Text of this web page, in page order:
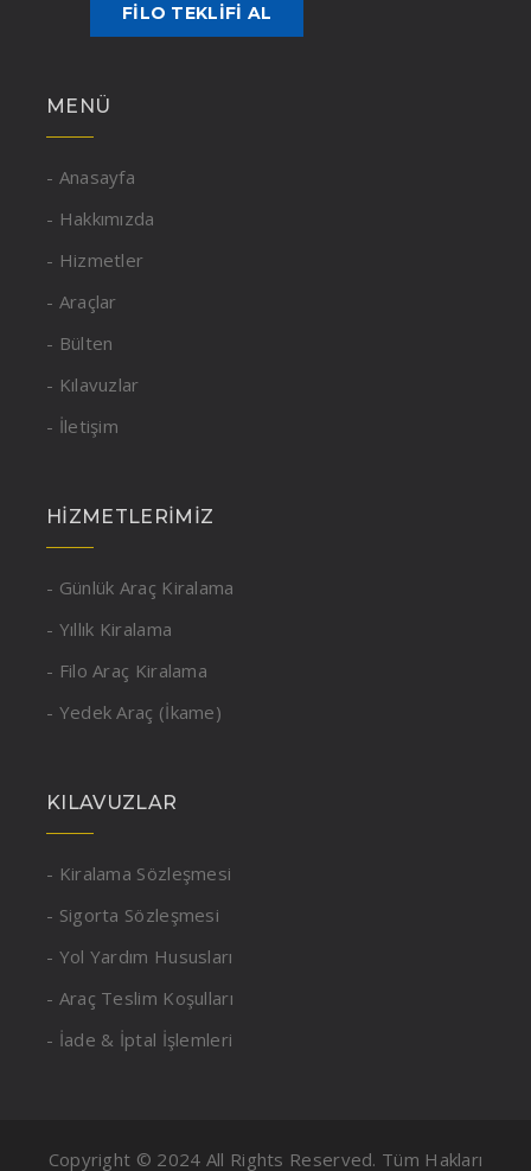
FILO TEKLIFI AL
MENÜ
- Anasayfa
- Hakkımızda
- Hizmetler
- Araçlar
- Bülten
- Kılavuzlar
- İletişim
HIZMETLERIMIZ
- Günlük Araç Kiralama
- Yıllık Kiralama
- Filo Araç Kiralama
- Yedek Araç (İkame)
KILAVUZLAR
- Kiralama Sözleşmesi
- Sigorta Sözleşmesi
- Yol Yardım Hususları
- Araç Teslim Koşulları
- İade & İptal İşlemleri
Copyright © 2024 All Rights Reserved. Tüm Hakları